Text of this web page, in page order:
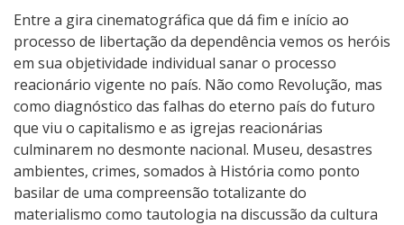
Entre a gira cinematográfica que dá fim e início ao
processo de libertação da dependência vemos os heróis
em sua objetividade individual sanar o processo
reacionário vigente no país. Não como Revolução, mas
como diagnóstico das falhas do eterno país do futuro
que viu o capitalismo e as igrejas reacionárias
culminarem no desmonte nacional. Museu, desastres
ambientes, crimes, somados à História como ponto
basilar de uma compreensão totalizante do
materialismo como tautologia na discussão da cultura